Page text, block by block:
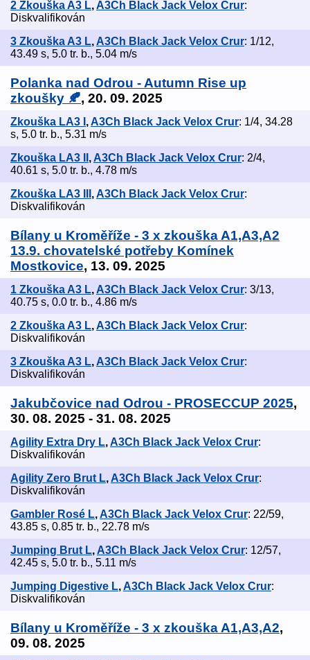
2 Zkouška A3 L,A3Ch Black Jack Velox Crur:
Diskvalifikován
3 Zkouška A3 L, A3Ch Black Jack Velox Crur: 1/12,
43.49 s, 5.0 tr. b., 5.04 m/s
Polanka nad Odrou - Autumn Rise up
zkoušky 🍂, 20. 09. 2025
Zkouška LA3 I ,A3Ch Black Jack Velox Crur: 1/4, 34.28
s, 5.0 tr. b., 5.31 m/s
Zkouška LA3 II , A3Ch Black Jack Velox Crur: 2/4,
40.61 s, 5.0 tr. b., 4.78 m/s
Zkouška LA3 III ,A3Ch Black Jack Velox Crur:
Diskvalifikován
Bílany u Kroměříže - 3 x zkouška A1,A3,A2
13.9. chovatelské potřeby Komínek
Mostkovice, 13. 09. 2025
1 Zkouška A3 L, A3Ch Black Jack Velox Crur: 3/13,
40.75 s, 0.0 tr. b., 4.86 m/s
2 Zkouška A3 L,A3Ch Black Jack Velox Crur:
Diskvalifikován
3 Zkouška A3 L, A3Ch Black Jack Velox Crur:
Diskvalifikován
Jakubčovice nad Odrou - PROSECCUP 2025,
30. 08. 2025 - 31. 08. 2025
Agility Extra Dry L,A3Ch Black Jack Velox Crur:
Diskvalifikován
Agility Zero Brut L, A3Ch Black Jack Velox Crur:
Diskvalifikován
Gambler Rosé L,A3Ch Black Jack Velox Crur: 22/59,
43.85 s, 0.85 tr. b., 22.78 m/s
Jumping Brut L, A3Ch Black Jack Velox Crur: 12/57,
42.45 s, 5.0 tr. b., 5.11 m/s
Jumping Digestive L,A3Ch Black Jack Velox Crur:
Diskvalifikován
Bílany u Kroměříže - 3 x zkouška A1,A3,A2,
09. 08. 2025